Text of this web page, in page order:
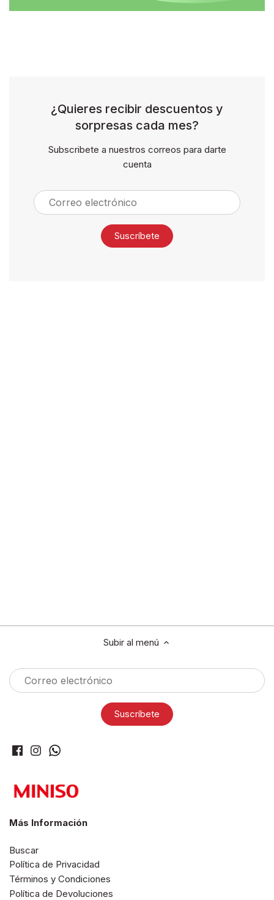
¿Quieres recibir descuentos y
sorpresas cada mes?
Subscribete a nuestros correos para darte
cuenta
Subir al menú
Más Información
Buscar
Política de Privacidad
Términos y Condiciones
Política de Devoluciones